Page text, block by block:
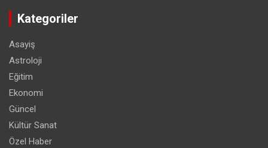
Kategoriler
Asayiş
Astroloji
Eğitim
Ekonomi
Güncel
Kültür Sanat
Özel Haber